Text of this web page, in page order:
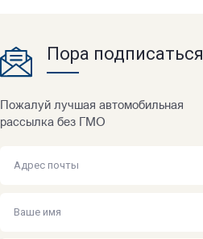
Пора подписаться
Пожалуй лучшая автомобильная
рассылка без ГМО